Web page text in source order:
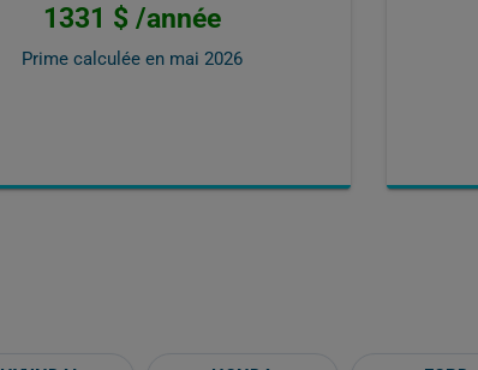
1331 $ /année
Prime calculée en mai 2026